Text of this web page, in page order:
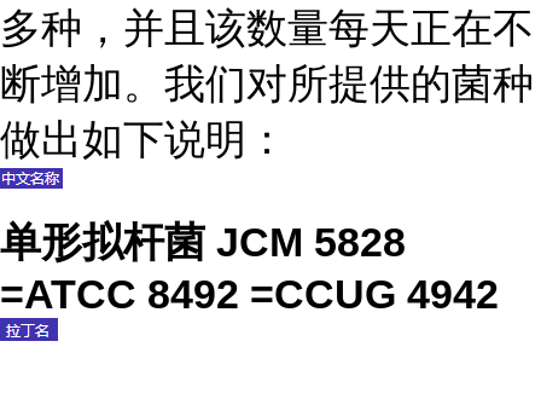
多种，并且该数量每天正在不
断增加。我们对所提供的菌种
做出如下说明：
单形拟杆菌 JCM 5828
=ATCC 8492 =CCUG 4942